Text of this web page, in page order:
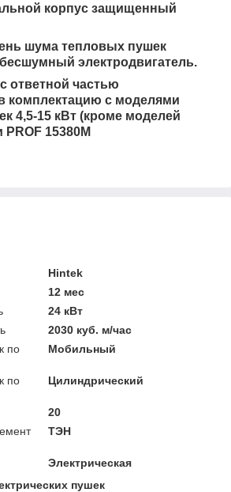
корпус защищенный
шума тепловых пушек
электродвигатель.
ответной частью
комплектацию с моделями
4,5-15 кВт (кроме моделей
PROF 15380M
Hintek
12 мес
24 кВт
2030 куб. м/час
по
Мобильный
по
Цилиндрический
20
ТЭН
Электрическая
пушек